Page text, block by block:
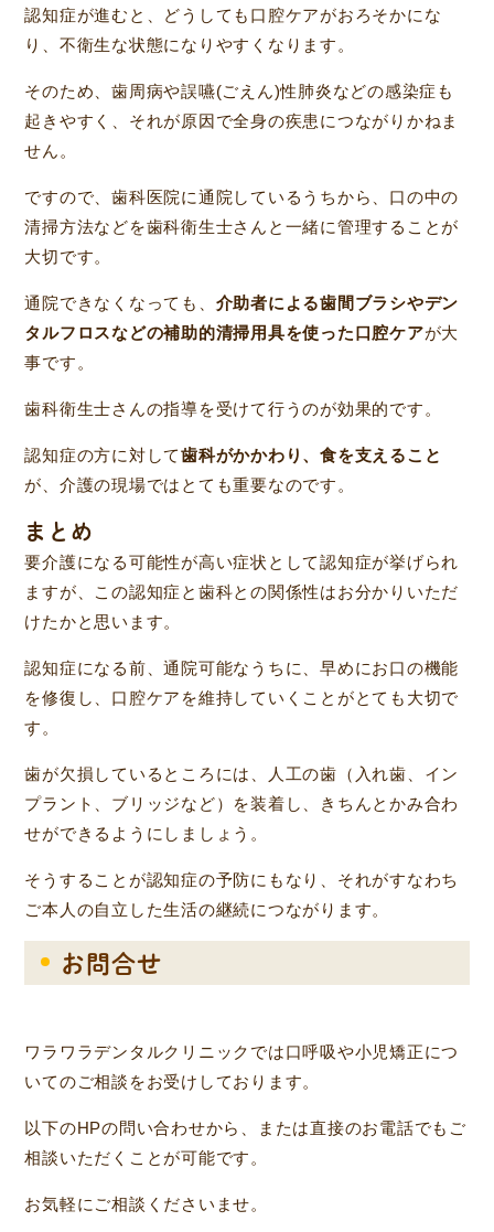
認知症が進むと、どうしても口腔ケアがおろそかにな
り、不衛生な状態になりやすくなります。
そのため、歯周病や誤嚥(ごえん)性肺炎などの感染症も
起きやすく、それが原因で全身の疾患につながりかねま
せん。
ですので、歯科医院に通院しているうちから、口の中の
清掃方法などを歯科衛生士さんと一緒に管理することが
大切です。
通院できなくなっても、 介助者による歯間ブラシやデン
タルフロスなどの補助的清掃用具を使った口腔ケアが大
事です。
歯科衛生士さんの指導を受けて行うのが効果的です。
認知症の方に対して歯科がかかわり、食を支えること
が、介護の現場ではとても重要なのです。
まとめ
要介護になる可能性が高い症状として認知症が挙げられ
ますが、この認知症と歯科との関係性はお分かりいただ
けたかと思います。
認知症になる前、通院可能なうちに、早めにお口の機能
を修復し、口腔ケアを維持していくことがとても大切で
す。
歯が欠損しているところには、人工の歯（入れ歯、イン
プラント、ブリッジなど）を装着し、きちんとかみ合わ
せができるようにしましょう。
そうすることが認知症の予防にもなり、それがすなわち
ご本人の自立した生活の継続につながります。
お問合せ
ワラワラデンタルクリニックでは口呼吸や小児矯正につ
いてのご相談をお受けしております。
以下のHPの問い合わせから、または直接のお電話でもご
相談いただくことが可能です。
お気軽にご相談くださいませ。